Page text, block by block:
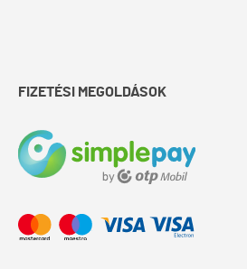
FIZETÉSI MEGOLDÁSOK